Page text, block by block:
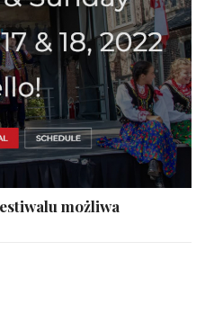
możliwa